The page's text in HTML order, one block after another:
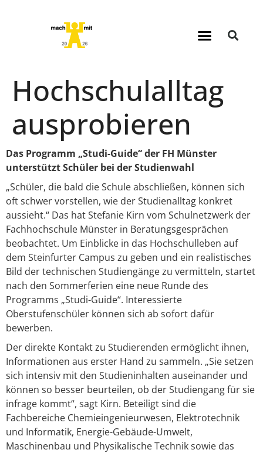
Hochschulalltag
ausprobieren
Das Programm „Studi-Guide“ der FH Münster
unterstützt Schüler bei der Studienwahl
„Schüler, die bald die Schule abschließen, können sich
oft schwer vorstellen, wie der Studienalltag konkret
aussieht.“ Das hat Stefanie Kirn vom Schulnetzwerk der
Fachhochschule Münster in Beratungsgesprächen
beobachtet. Um Einblicke in das Hochschulleben auf
dem Steinfurter Campus zu geben und ein realistisches
Bild der technischen Studiengänge zu vermitteln, startet
nach den Sommerferien eine neue Runde des
Programms „Studi-Guide“. Interessierte
Oberstufenschüler können sich ab sofort dafür
bewerben.
Der direkte Kontakt zu Studierenden ermöglicht ihnen,
Informationen aus erster Hand zu sammeln. „Sie setzen
sich intensiv mit den Studieninhalten auseinander und
können so besser beurteilen, ob der Studiengang für sie
infrage kommt“, sagt Kirn. Beteiligt sind die
Fachbereiche Chemieingenieurwesen, Elektrotechnik
und Informatik, Energie-Gebäude-Umwelt,
Maschinenbau und Physikalische Technik sowie das